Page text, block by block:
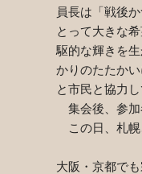
員長は「戦後
とって大きな
駆的な輝きを
かりのたたか
と市民と協力
集会後、参加
この日、札幌
大阪・京都で